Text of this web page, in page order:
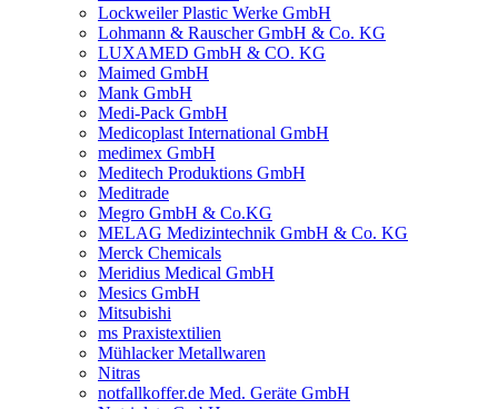
Lockweiler Plastic Werke GmbH
Lohmann & Rauscher GmbH & Co. KG
LUXAMED GmbH & CO. KG
Maimed GmbH
Mank GmbH
Medi-Pack GmbH
Medicoplast International GmbH
medimex GmbH
Meditech Produktions GmbH
Meditrade
Megro GmbH & Co.KG
MELAG Medizintechnik GmbH & Co. KG
Merck Chemicals
Meridius Medical GmbH
Mesics GmbH
Mitsubishi
ms Praxistextilien
Mühlacker Metallwaren
Nitras
notfallkoffer.de Med. Geräte GmbH